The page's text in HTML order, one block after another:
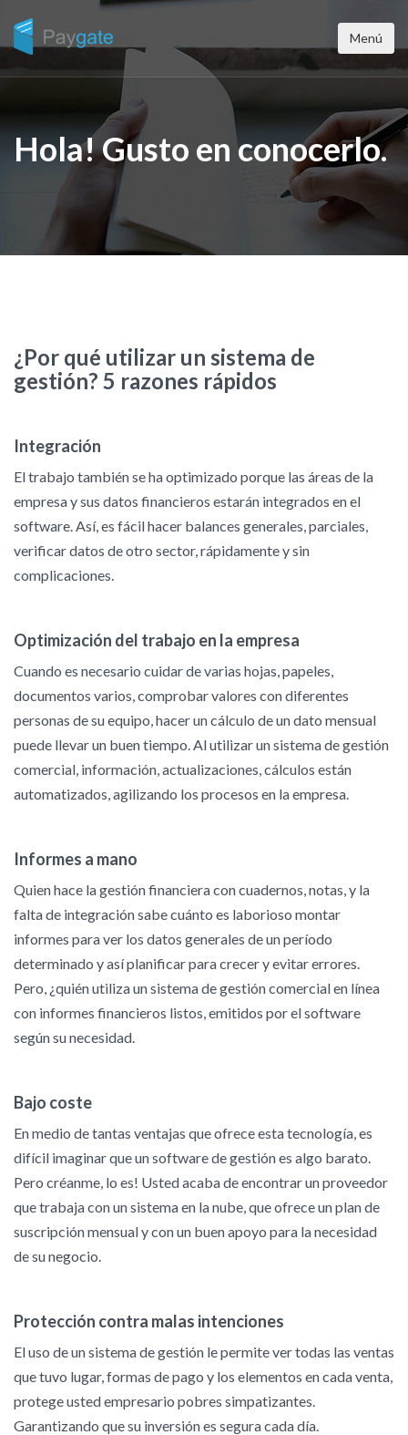
Menú
Hola! Gusto en conocerlo.
¿Por qué utilizar un sistema de
gestión? 5 razones rápidos
Integración
El trabajo también se ha optimizado porque las áreas de la
empresa y sus datos financieros estarán integrados en el
software. Así, es fácil hacer balances generales, parciales,
verificar datos de otro sector, rápidamente y sin
complicaciones.
Optimización del trabajo en la empresa
Cuando es necesario cuidar de varias hojas, papeles,
documentos varios, comprobar valores con diferentes
personas de su equipo, hacer un cálculo de un dato mensual
puede llevar un buen tiempo. Al utilizar un sistema de gestión
comercial, información, actualizaciones, cálculos están
automatizados, agilizando los procesos en la empresa.
Informes a mano
Quien hace la gestión financiera con cuadernos, notas, y la
falta de integración sabe cuánto es laborioso montar
informes para ver los datos generales de un período
determinado y así planificar para crecer y evitar errores.
Pero, ¿quién utiliza un sistema de gestión comercial en línea
con informes financieros listos, emitidos por el software
según su necesidad.
Bajo coste
En medio de tantas ventajas que ofrece esta tecnología, es
difícil imaginar que un software de gestión es algo barato.
Pero créanme, lo es! Usted acaba de encontrar un proveedor
que trabaja con un sistema en la nube, que ofrece un plan de
suscripción mensual y con un buen apoyo para la necesidad
de su negocio.
Protección contra malas intenciones
El uso de un sistema de gestión le permite ver todas las ventas
que tuvo lugar, formas de pago y los elementos en cada venta,
protege usted empresario pobres simpatizantes.
Garantizando que su inversión es segura cada día.